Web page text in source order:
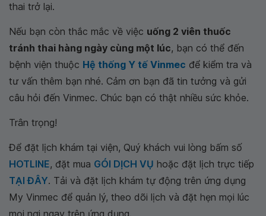
thai trở lại.
Nếu bạn còn thắc mắc về việc uống 2 viên thuốc
tránh thai hàng ngày cùng một lúc, bạn có thể đến
bệnh viện thuộc Hệ thống Y tế Vinmec để kiểm tra và
tư vấn thêm bạn nhé. Cảm ơn bạn đã tin tưởng và gửi
câu hỏi đến Vinmec. Chúc bạn có thật nhiều sức khỏe.
Trân trọng!
Để đặt lịch khám tại viện, Quý khách vui lòng bấm số
HOTLINE, đặt mua GÓI DỊCH VỤ hoặc đặt lịch trực tiếp
TẠI ĐÂY. Tải và đặt lịch khám tự động trên ứng dụng
My Vinmec để quản lý, theo dõi lịch và đặt hẹn mọi lúc
mọi nơi ngay trên ứng dụng.